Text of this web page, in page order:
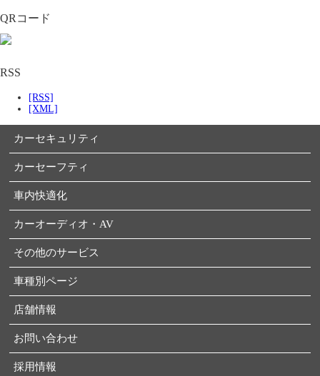
QRコード
RSS
[RSS]
[XML]
カーセキュリティ
カーセーフティ
車内快適化
カーオーディオ・AV
その他のサービス
車種別ページ
店舗情報
お問い合わせ
採用情報